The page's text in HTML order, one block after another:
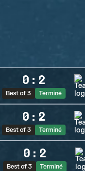
0 : 2
Best of 3 Terminé
0 : 2
Best of 3 Terminé
0 : 2
Best of 3 Terminé